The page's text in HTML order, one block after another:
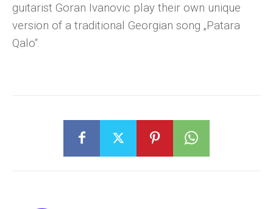
guitarist Goran Ivanovic play their own unique
version of a traditional Georgian song „Patara
Qalo“.